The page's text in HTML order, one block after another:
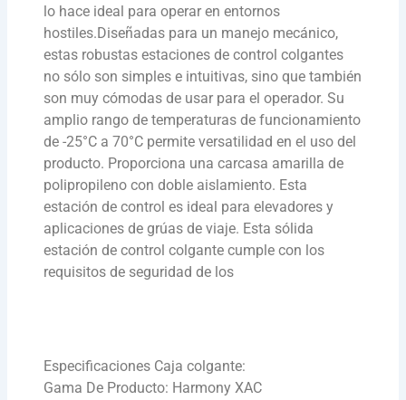
lo hace ideal para operar en entornos
hostiles.Diseñadas para un manejo mecánico,
estas robustas estaciones de control colgantes
no sólo son simples e intuitivas, sino que también
son muy cómodas de usar para el operador. Su
amplio rango de temperaturas de funcionamiento
de -25°C a 70°C permite versatilidad en el uso del
producto. Proporciona una carcasa amarilla de
polipropileno con doble aislamiento. Esta
estación de control es ideal para elevadores y
aplicaciones de grúas de viaje. Esta sólida
estación de control colgante cumple con los
requisitos de seguridad de los
Especificaciones Caja colgante:
Gama De Producto: Harmony XAC